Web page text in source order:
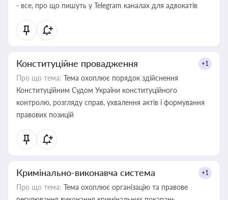
- все, про що пишуть у Telegram каналах для адвокатів
Конституційне провадження +1
Про що тема: Тема охоплює порядок здійснення
Конституційним Судом України конституційного
контролю, розгляду справ, ухвалення актів і формування
правових позицій
Кримінально-виконавча система +1
Про що тема: Тема охоплює організацію та правове